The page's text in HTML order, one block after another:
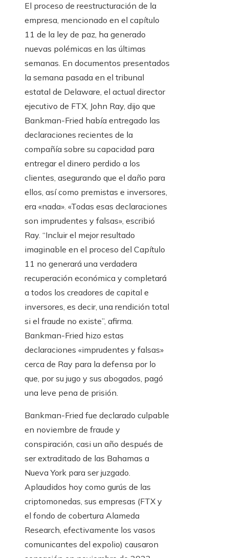
El proceso de reestructuración de la
empresa, mencionado en el capítulo
11 de la ley de paz, ha generado
nuevas polémicas en las últimas
semanas. En documentos presentados
la semana pasada en el tribunal
estatal de Delaware, el actual director
ejecutivo de FTX, John Ray, dijo que
Bankman-Fried había entregado las
declaraciones recientes de la
compañía sobre su capacidad para
entregar el dinero perdido a los
clientes, asegurando que el daño para
ellos, así como premistas e inversores,
era «nada». «Todas esas declaraciones
son imprudentes y falsas», escribió
Ray. “Incluir el mejor resultado
imaginable en el proceso del Capítulo
11 no generará una verdadera
recuperación económica y completará
a todos los creadores de capital e
inversores, es decir, una rendición total
si el fraude no existe”, afirma.
Bankman-Fried hizo estas
declaraciones «imprudentes y falsas»
cerca de Ray para la defensa por lo
que, por su jugo y sus abogados, pagó
una leve pena de prisión.
Bankman-Fried fue declarado culpable
en noviembre de fraude y
conspiración, casi un año después de
ser extraditado de las Bahamas a
Nueva York para ser juzgado.
Aplaudidos hoy como gurús de las
criptomonedas, sus empresas (FTX y
el fondo de cobertura Alameda
Research, efectivamente los vasos
comunicantes del expolio) causaron